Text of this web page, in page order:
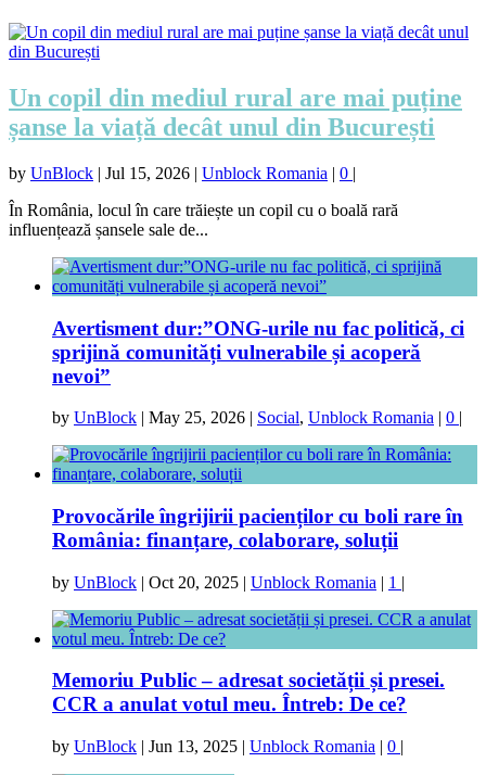
Un copil din mediul rural are mai puține
șanse la viață decât unul din București
by UnBlock | Jul 15, 2026 | Unblock Romania | 0 |
În România, locul în care trăiește un copil cu o boală rară
influențează șansele sale de...
Avertisment dur:”ONG-urile nu fac politică, ci
sprijină comunități vulnerabile și acoperă
nevoi”
by UnBlock | May 25, 2026 | Social, Unblock Romania | 0 |
Provocările îngrijirii pacienților cu boli rare în
România: finanțare, colaborare, soluții
by UnBlock | Oct 20, 2025 | Unblock Romania | 1 |
Memoriu Public – adresat societății și presei.
CCR a anulat votul meu. Întreb: De ce?
by UnBlock | Jun 13, 2025 | Unblock Romania | 0 |